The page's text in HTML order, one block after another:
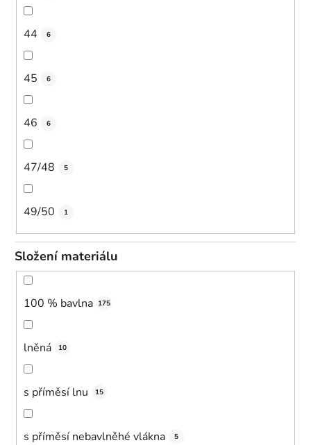
44 6
45 6
46 6
47/48 5
49/50 1
Složení materiálu
100 % bavlna 175
lněná 10
s příměsí lnu 15
s příměsí nebavlněhé vlákna 5